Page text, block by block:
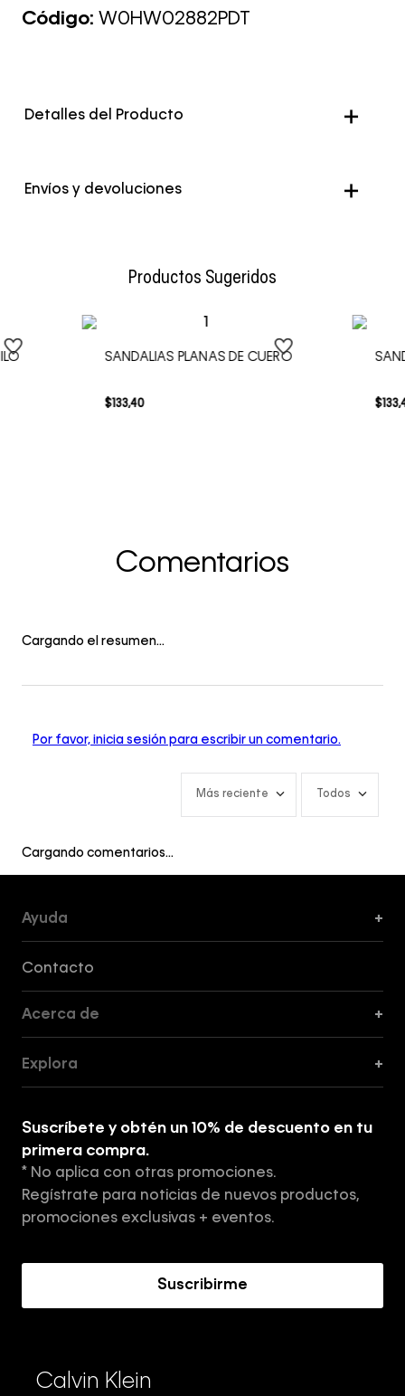
Código: W0HW02882PDT
Detalles del Producto
Envíos y devoluciones
Productos Sugeridos
SANDALIAS PLANAS DE CUERO
$133,40 $133,
Comentarios
Cargando el resumen…
Por favor, inicia sesión para escribir un comentario.
Más reciente Todos
Cargando comentarios…
Ayuda +
Contacto
Acerca de +
Tiendas
Aviso de privacidad
Términos y Condiciones
Explora +
Suscríbete y obtén un 10% de descuento en tu
primera compra.
* No aplica con otras promociones.
Regístrate para noticias de nuevos productos,
promociones exclusivas + eventos.
Suscribirme
Calvin Klein